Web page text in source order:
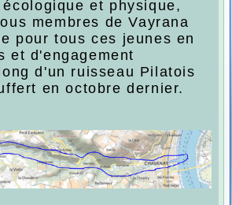
et physique,
membres de Vayrana
pour tous ces jeunes en
et d'engagement
d'un ruisseau Pilatois
en octobre dernier.